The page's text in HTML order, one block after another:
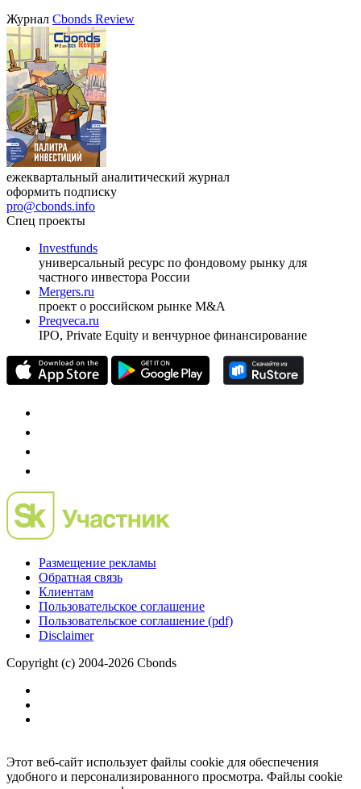
Журнал Cbonds Review
ежеквартальный аналитический журнал
оформить подписку
pro@cbonds.info
Спец проекты
Investfunds
универсальный ресурс по фондовому рынку для
частного инвестора России
Mergers.ru
проект о российском рынке M&A
Preqveca.ru
IPO, Private Equity и венчурное финансирование
Размещение рекламы
Обратная связь
Клиентам
Пользовательское соглашение
Пользовательское соглашение (pdf)
Disclaimer
Copyright (c) 2004-2026 Cbonds
Этот веб-сайт использует файлы cookie для обеспечения
удобного и персонализированного просмотра. Файлы cookie